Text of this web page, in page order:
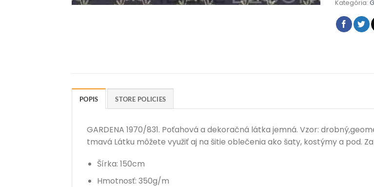
Kategória:
POPIS STORE POLICIES
GARDENA 1970/831. Poťahová a dekoračná látka jemná. Vzor:
tmavá Látku môžete využiť aj na šitie oblečenia ako šaty, kostýmy a pod.
Šírka: 150cm
Hmotnosť: 350g/m